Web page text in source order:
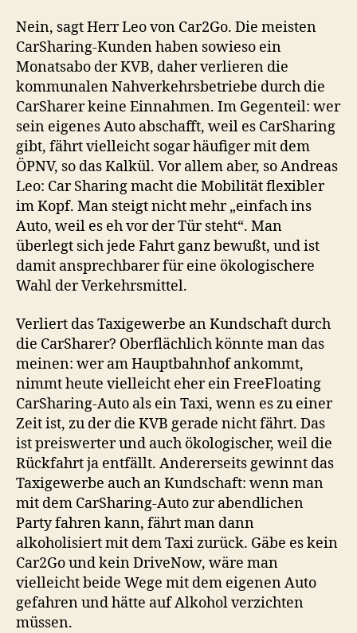
Nein, sagt Herr Leo von Car2Go. Die meisten
CarSharing-Kunden haben sowieso ein
Monatsabo der KVB, daher verlieren die
kommunalen Nahverkehrsbetriebe durch die
CarSharer keine Einnahmen. Im Gegenteil: wer
sein eigenes Auto abschafft, weil es CarSharing
gibt, fährt vielleicht sogar häufiger mit dem
ÖPNV, so das Kalkül. Vor allem aber, so Andreas
Leo: Car Sharing macht die Mobilität flexibler
im Kopf. Man steigt nicht mehr „einfach ins
Auto, weil es eh vor der Tür steht“. Man
überlegt sich jede Fahrt ganz bewußt, und ist
damit ansprechbarer für eine ökologischere
Wahl der Verkehrsmittel.
Verliert das Taxigewerbe an Kundschaft durch
die CarSharer? Oberflächlich könnte man das
meinen: wer am Hauptbahnhof ankommt,
nimmt heute vielleicht eher ein FreeFloating
CarSharing-Auto als ein Taxi, wenn es zu einer
Zeit ist, zu der die KVB gerade nicht fährt. Das
ist preiswerter und auch ökologischer, weil die
Rückfahrt ja entfällt. Andererseits gewinnt das
Taxigewerbe auch an Kundschaft: wenn man
mit dem CarSharing-Auto zur abendlichen
Party fahren kann, fährt man dann
alkoholisiert mit dem Taxi zurück. Gäbe es kein
Car2Go und kein DriveNow, wäre man
vielleicht beide Wege mit dem eigenen Auto
gefahren und hätte auf Alkohol verzichten
müssen.